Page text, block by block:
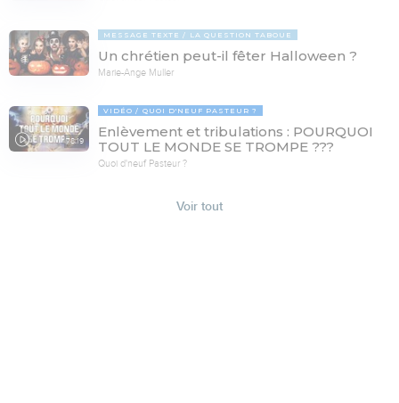
MESSAGE TEXTE LA QUESTION TABOUE
Un chrétien peut-il fêter Halloween ?
Marie-Ange Muller
78:19
VIDÉO QUOI D'NEUF PASTEUR ?
Enlèvement et tribulations : POURQUOI
TOUT LE MONDE SE TROMPE ???
Quoi d'neuf Pasteur ?
Voir tout